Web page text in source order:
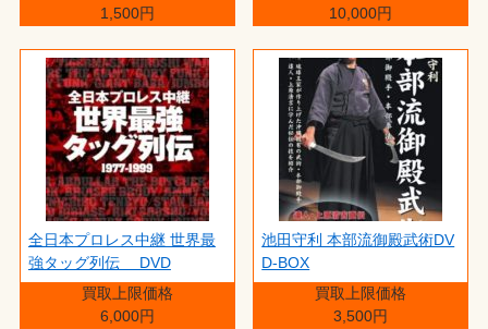
1,500円
10,000円
全日本プロレス中継 世界最
強タッグ列伝 DVD
買取上限価格
6,000円
池田守利 本部流御殿武術DV
D-BOX
買取上限価格
3,500円